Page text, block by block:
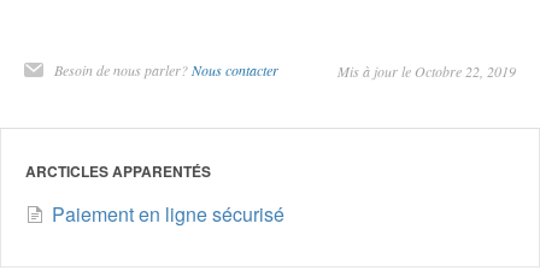
Besoin de nous parler?Nous contacter Mis à jour le Octobre 22, 2019
ARCTICLES APPARENTÉS
Paiement en ligne sécurisé